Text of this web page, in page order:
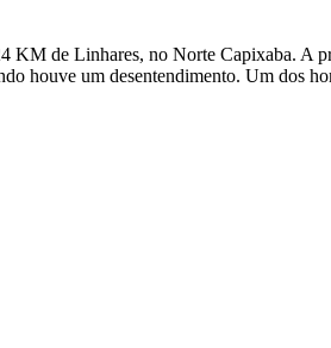
KM de Linhares, no Norte Capixaba.
houve um desentendimento. Um dos